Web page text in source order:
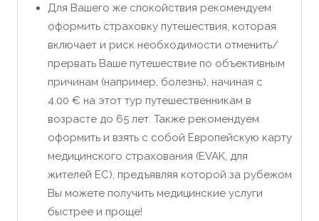
Для Вашего же спокойствия рекомендуем
оформить страховку путешествия, которая
включает и риск необходимости отменить/
прервать Ваше путешествие по объективным
причинам (например, болезнь), начиная с
4.00 € на этот тур путешественникам в
возрасте до 65 лет. Также рекомендуем
оформить и взять с собой Европейскую карту
медицинского страхования (EVAK, для
жителей ЕС), предъявляя которой за рубежом
Вы можете получить медицинские услуги
быстрее и проще!